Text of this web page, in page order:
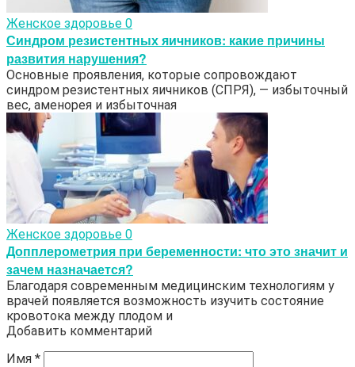
Женское здоровье 0
Синдром резистентных яичников: какие причины
развития нарушения?
Основные проявления, которые сопровождают
синдром резистентных яичников (СПРЯ), — избыточный
вес, аменорея и избыточная
Женское здоровье 0
Допплерометрия при беременности: что это значит и
зачем назначается?
Благодаря современным медицинским технологиям у
врачей появляется возможность изучить состояние
кровотока между плодом и
Добавить комментарий
Имя *